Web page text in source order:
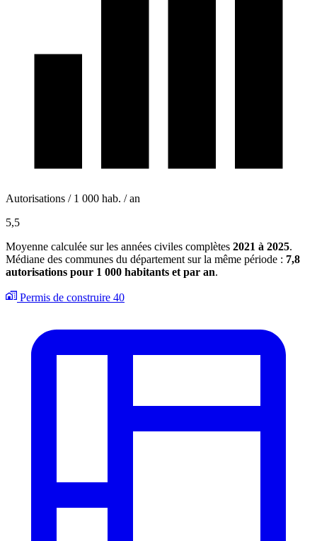
Autorisations / 1 000 hab. / an
5,5
Moyenne calculée sur les années civiles complètes 2021 à 2025.
Médiane des communes du département sur la même période : 7,8
autorisations pour 1 000 habitants et par an.
Permis de construire 40